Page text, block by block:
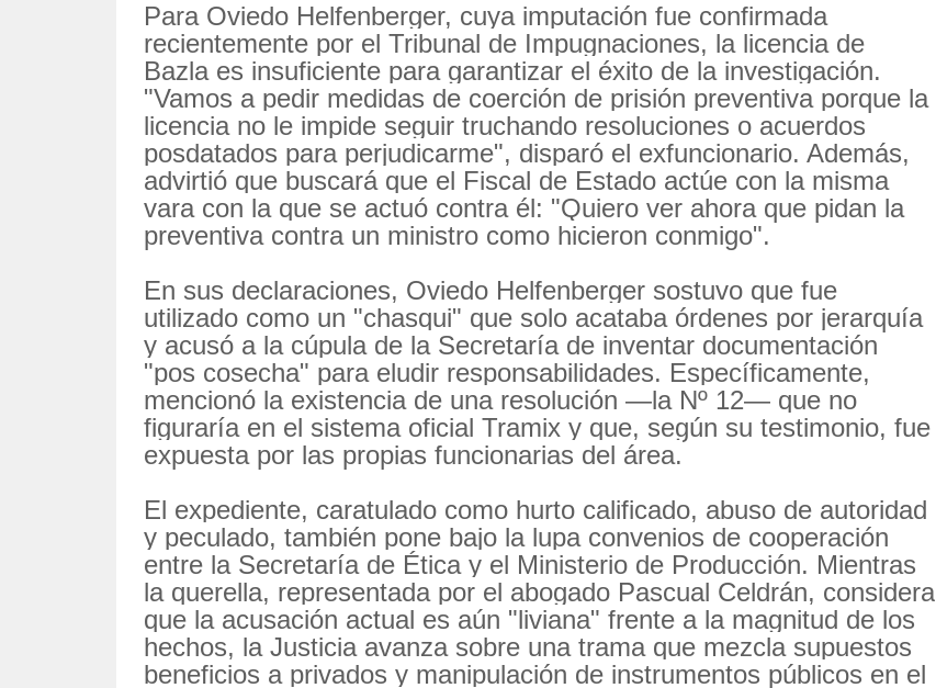
Para Oviedo Helfenberger, cuya imputación fue confirmada
recientemente por el Tribunal de Impugnaciones, la licencia de
Bazla es insuficiente para garantizar el éxito de la investigación.
"Vamos a pedir medidas de coerción de prisión preventiva porque la
licencia no le impide seguir truchando resoluciones o acuerdos
posdatados para perjudicarme", disparó el exfuncionario. Además,
advirtió que buscará que el Fiscal de Estado actúe con la misma
vara con la que se actuó contra él: "Quiero ver ahora que pidan la
preventiva contra un ministro como hicieron conmigo".
En sus declaraciones, Oviedo Helfenberger sostuvo que fue
utilizado como un "chasqui" que solo acataba órdenes por jerarquía
y acusó a la cúpula de la Secretaría de inventar documentación
"pos cosecha" para eludir responsabilidades. Específicamente,
mencionó la existencia de una resolución —la Nº 12— que no
figuraría en el sistema oficial Tramix y que, según su testimonio, fue
expuesta por las propias funcionarias del área.
El expediente, caratulado como hurto calificado, abuso de autoridad
y peculado, también pone bajo la lupa convenios de cooperación
entre la Secretaría de Ética y el Ministerio de Producción. Mientras
la querella, representada por el abogado Pascual Celdrán, considera
que la acusación actual es aún "liviana" frente a la magnitud de los
hechos, la Justicia avanza sobre una trama que mezcla supuestos
beneficios a privados y manipulación de instrumentos públicos en el